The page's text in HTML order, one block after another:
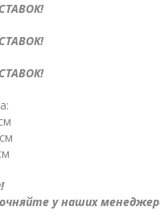
у наших